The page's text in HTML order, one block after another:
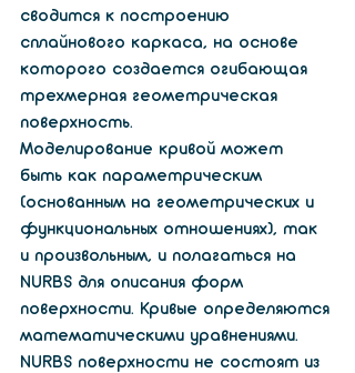
сводится к построению
сплайнового каркаса, на основе
которого создается огибающая
трехмерная геометрическая
поверхность.
Моделирование кривой может
быть как параметрическим
(основанным на геометрических и
функциональных отношениях), так
и произвольным, и полагаться на
NURBS для описания форм
поверхности. Кривые определяются
математическими уравнениями.
NURBS поверхности не состоят из